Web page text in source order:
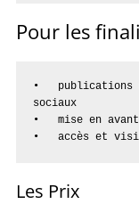
Pour les
•   publications
sociaux
•   mise en
•   accès et
Les Prix